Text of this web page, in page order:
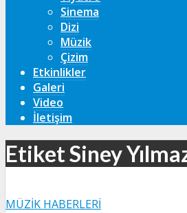
Sinema
Dizi
Müzik
Çizim
Etkinlikler
Galeri
Video
İletişim
Etiket Siney
MÜZIK HABERLERI